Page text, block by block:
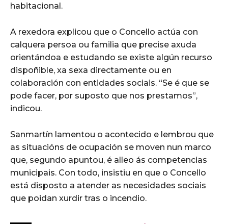
habitacional.
A rexedora explicou que o Concello actúa con
calquera persoa ou familia que precise axuda
orientándoa e estudando se existe algún recurso
dispoñible, xa sexa directamente ou en
colaboración con entidades sociais. “Se é que se
pode facer, por suposto que nos prestamos”,
indicou.
Sanmartín lamentou o acontecido e lembrou que
as situacións de ocupación se moven nun marco
que, segundo apuntou, é alleo ás competencias
municipais. Con todo, insistiu en que o Concello
está disposto a atender as necesidades sociais
que poidan xurdir tras o incendio.